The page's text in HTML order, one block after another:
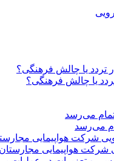
یا چالش فرهنگی؟
می‌رسد